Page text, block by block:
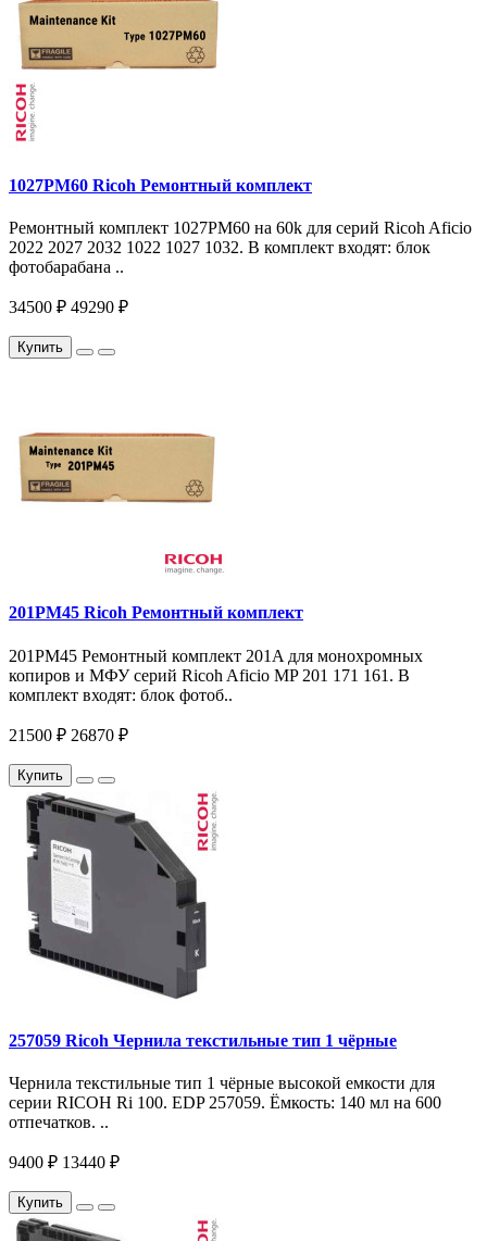
1027PM60 Ricoh Ремонтный комплект
Ремонтный комплект 1027PM60 на 60k для серий Ricoh Aficio
2022 2027 2032 1022 1027 1032. В комплект входят: блок
фотобарабана ..
34500 ₽ 49290 ₽
Купить
201PM45 Ricoh Ремонтный комплект
201PM45 Ремонтный комплект 201A для монохромных
копиров и МФУ серий Ricoh Aficio MP 201 171 161. В
комплект входят: блок фотоб..
21500 ₽ 26870 ₽
Купить
257059 Ricoh Чернила текстильные тип 1 чёрные
Чернила текстильные тип 1 чёрные высокой емкости для
серии RICOH Ri 100. EDP 257059. Ёмкость: 140 мл на 600
отпечатков. ..
9400 ₽ 13440 ₽
Купить